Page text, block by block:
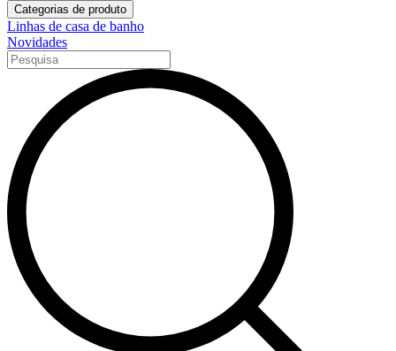
Categorias de produto
Linhas de casa de banho
Novidades